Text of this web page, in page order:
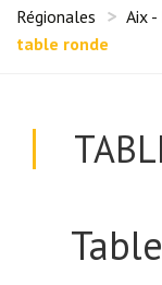
Régionales Aix
table ronde